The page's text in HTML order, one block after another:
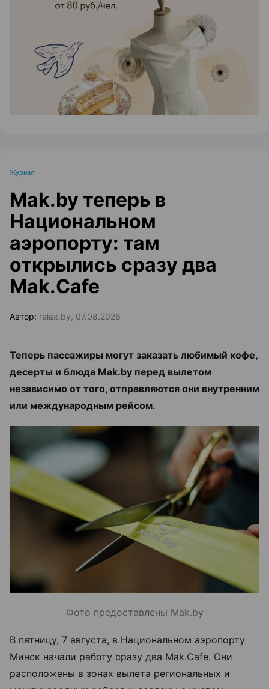
ЭФФЕКТИВНАЯ РЕКЛАМА НА САЙТЕ
Журнал
Mak.by теперь в
Национальном
аэропорту: там
открылись сразу два
Mak.Cafe
Автор: relax.by, 07.08.2026
Теперь пассажиры могут заказать любимый кофе,
десерты и блюда Mak.by перед вылетом
независимо от того, отправляются они внутренним
или международным рейсом.
Фото предоставлены Mak.by
В пятницу, 7 августа, в Национальном аэропорту
Минск начали работу сразу два Mak.Cafe. Они
расположены в зонах вылета региональных и